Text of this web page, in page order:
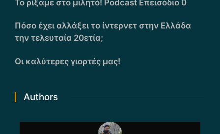
Το ρίξαμε στο μιλητό! Podcast Επεισόδιο 0
Πόσο έχει αλλάξει το ίντερνετ στην Ελλάδα
την τελευταία 20ετία;
Οι καλύτερες γιορτές μας!
Authors